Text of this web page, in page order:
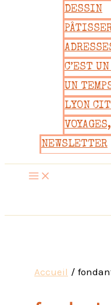
DESSIN
C’EST
UN
LYON
NEWSLETTER
Accueil